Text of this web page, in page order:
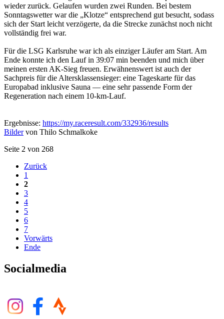
wieder zurück. Gelaufen wurden zwei Runden. Bei bestem
Sonntagswetter war die „Klotze“ entsprechend gut besucht, sodass
sich der Start leicht verzögerte, da die Strecke zunächst noch nicht
vollständig frei war.
Für die LSG Karlsruhe war ich als einziger Läufer am Start. Am
Ende konnte ich den Lauf in 39:07 min beenden und mich über
meinen ersten AK-Sieg freuen. Erwähnenswert ist auch der
Sachpreis für die Altersklassensieger: eine Tageskarte für das
Europabad inklusive Sauna — eine sehr passende Form der
Regeneration nach einem 10-km-Lauf.
Ergebnisse: https://my.raceresult.com/332936/results
Bildervon Thilo Schmalkoke
Seite 2 von 268
Zurück
1
2
3
4
5
6
7
Vorwärts
Ende
Socialmedia